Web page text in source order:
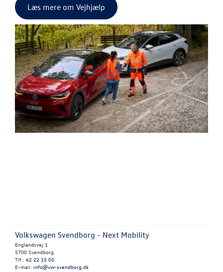
Læs mere om Vejhjælp
Volkswagen Svendborg - Next Mobility
Englandsvej 1
5700 Svendborg
Tlf.: 62 22 15 05
E-mail: info@vw-svendborg.dk